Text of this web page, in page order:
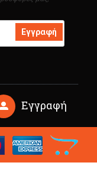
Εγγραφή
Εγγραφή